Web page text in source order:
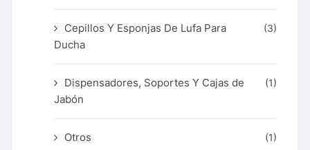
Cepillos Y Esponjas De Lufa Para
Ducha
(3)
Dispensadores, Soportes Y Cajas de
Jabón
(1)
Otros (1)